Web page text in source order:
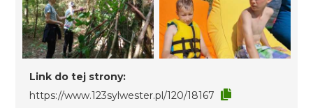
Link do tej strony:
https://www.123sylwester.pl/120/18167